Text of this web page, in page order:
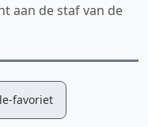
aan de staf van de
favoriet